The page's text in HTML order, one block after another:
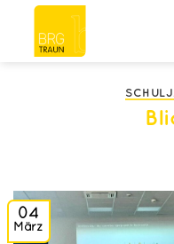
Zum
Inhalt
springen
04
März